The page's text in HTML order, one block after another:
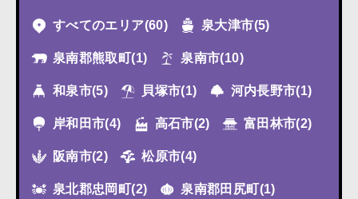
すべてのエリア(60) 泉大津市(5)
泉南郡熊取町(1) 泉南市(10)
和泉市(5) 貝塚市(1) 河内長野市(1)
岸和田市(4) 高石市(2) 富田林市(2)
阪南市(2) 松原市(4)
泉北郡忠岡町(2) 泉南郡田尻町(1)